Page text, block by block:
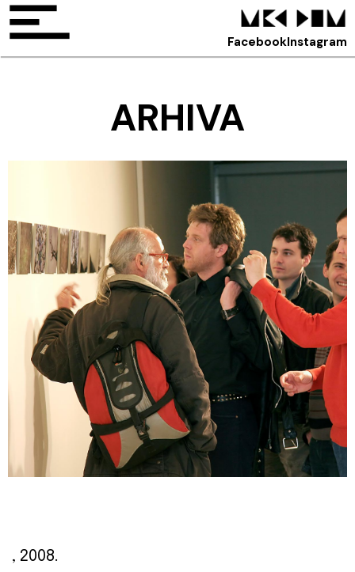
FacebookInstagram
ARHIVA
, 2008.